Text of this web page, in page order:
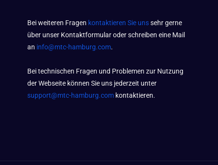
Bei weiteren Fragen kontaktieren Sie unssehr gerne
über unser Kontaktformular oder schreiben eine Mail
an info@mtc-hamburg.com.
Bei technischen Fragen und Problemen zur Nutzung
der Webseite können Sie uns jederzeit unter
support@mtc-hamburg.com kontaktieren.